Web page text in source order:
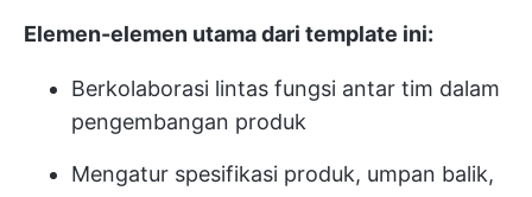
Elemen-elemen utama dari template ini:
Berkolaborasi lintas fungsi antar tim dalam
pengembangan produk
Mengatur spesifikasi produk, umpan balik,